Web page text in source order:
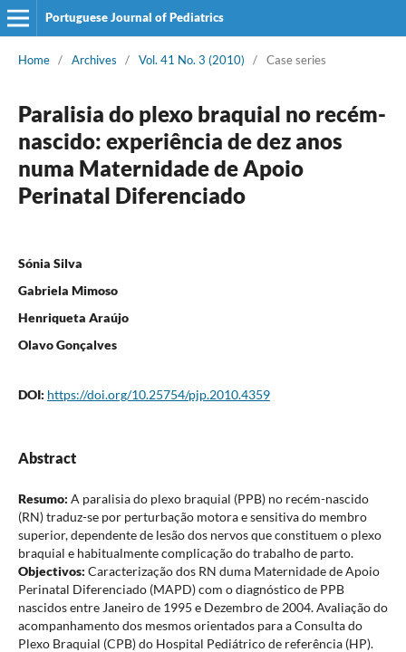
Portuguese Journal of Pediatrics
Home / Archives / Vol. 41 No. 3 (2010) / Case series
Paralisia do plexo braquial no recém-
nascido: experiência de dez anos
numa Maternidade de Apoio
Perinatal Diferenciado
Sónia Silva
Gabriela Mimoso
Henriqueta Araújo
Olavo Gonçalves
DOI: https://doi.org/10.25754/pjp.2010.4359
Abstract
Resumo: A paralisia do plexo braquial (PPB) no recém-nascido
(RN) traduz-se por perturbação motora e sensitiva do membro
superior, dependente de lesão dos nervos que constituem o plexo
braquial e habitualmente complicação do trabalho de parto.
Objectivos: Caracterização dos RN duma Maternidade de Apoio
Perinatal Diferenciado (MAPD) com o diagnóstico de PPB
nascidos entre Janeiro de 1995 e Dezembro de 2004. Avaliação do
acompanhamento dos mesmos orientados para a Consulta do
Plexo Braquial (CPB) do Hospital Pediátrico de referência (HP).